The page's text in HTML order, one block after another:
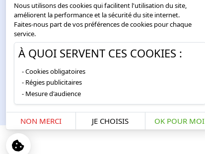
Nous utilisons des cookies qui facilitent l'utilisation du site,
améliorent la performance et la sécurité du site internet.
Faites-nous part de vos préférences de cookies pour chaque
service.
À QUOI SERVENT CES COOKIES :
Cookies obligatoires
Régies publicitaires
Mesure d'audience
NON MERCI JE CHOISIS OK POUR MOI